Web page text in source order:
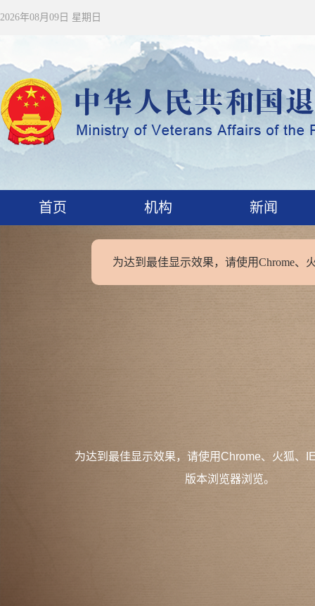
2026年08月09日 星期日
首页 机构 新闻
为达到最佳显示效果，请使用Chrome、
为达到最佳显示效果，请使用Chrome、火狐、
版本浏览器浏览。